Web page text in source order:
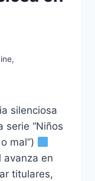
silenciosa
serie “Niños
mal”)
avanza en
titulares,